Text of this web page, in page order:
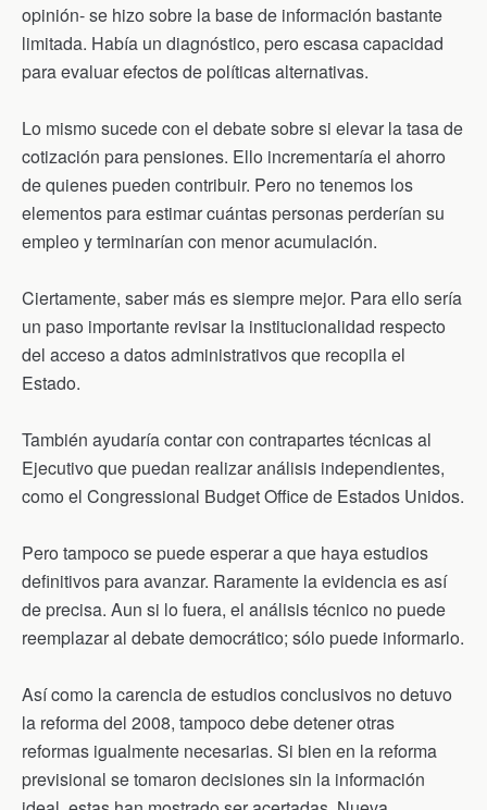
opinión- se hizo sobre la base de información bastante
limitada. Había un diagnóstico, pero escasa capacidad
para evaluar efectos de políticas alternativas.
Lo mismo sucede con el debate sobre si elevar la tasa de
cotización para pensiones. Ello incrementaría el ahorro
de quienes pueden contribuir. Pero no tenemos los
elementos para estimar cuántas personas perderían su
empleo y terminarían con menor acumulación.
Ciertamente, saber más es siempre mejor. Para ello sería
un paso importante revisar la institucionalidad respecto
del acceso a datos administrativos que recopila el
Estado.
También ayudaría contar con contrapartes técnicas al
Ejecutivo que puedan realizar análisis independientes,
como el Congressional Budget Office de Estados Unidos.
Pero tampoco se puede esperar a que haya estudios
definitivos para avanzar. Raramente la evidencia es así
de precisa. Aun si lo fuera, el análisis técnico no puede
reemplazar al debate democrático; sólo puede informarlo.
Así como la carencia de estudios conclusivos no detuvo
la reforma del 2008, tampoco debe detener otras
reformas igualmente necesarias. Si bien en la reforma
previsional se tomaron decisiones sin la información